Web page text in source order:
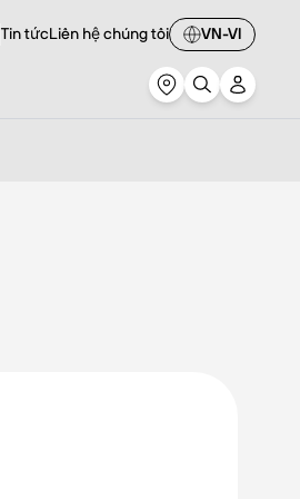
Tin tức Liên hệ chúng tôi VN-VI